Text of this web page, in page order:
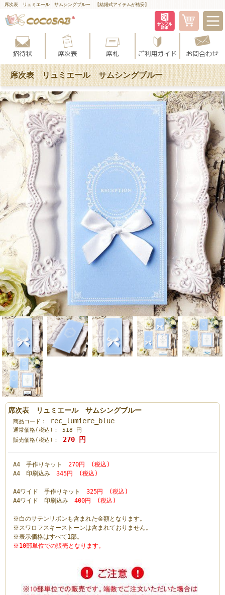
席次表 リュミエール サムシングブルー 【結婚式アイテムが格安】
席次表 リュミエール サムシングブルー
席次表 リュミエール サムシングブルー
商品コード： rec_lumiere_blue
通常価格(税込)： 518 円
販売価格(税込)：
270 円
A4 手作りキット 270円 (税込)
A4 印刷込み 345円 (税込)
A4ワイド 手作りキット 325円 (税込)
A4ワイド 印刷込み 400円 (税込)
※白のサテンリボンも含まれた金額となります。
※スワロフスキーストーンは含まれておりません。
※表示価格はすべて1部。
※10部単位での販売となります。